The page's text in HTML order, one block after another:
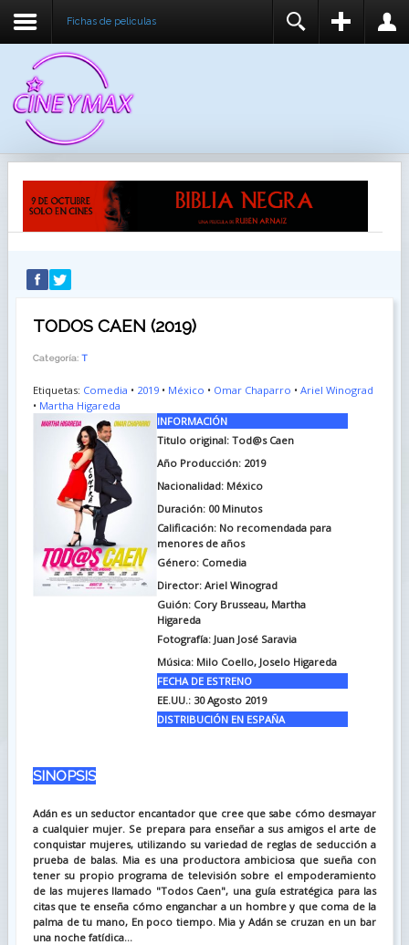
Fichas de peliculas
RECUÉRDEME
IDENTIFICARSE
REGISTER
TODOS CAEN (2019)
Categoría: T
Etiquetas: Comedia • 2019• México • Omar Chaparro • Ariel Winograd
• Martha Higareda
INFORMACIÓN
Titulo original: Tod@s Caen
Año Producción: 2019
Nacionalidad: México
Duración: 00 Minutos
Calificación: No recomendada para
menores de años
Género: Comedia
Director: Ariel Winograd
Guión: Cory Brusseau, Martha
Higareda
Fotografía: Juan José Saravia
Música: Milo Coello, Joselo Higareda
FECHA DE ESTRENO
EE.UU.: 30 Agosto 2019
DISTRIBUCIÓN EN ESPAÑA
SINOPSIS
Adán es un seductor encantador que cree que sabe cómo desmayar
a cualquier mujer. Se prepara para enseñar a sus amigos el arte de
conquistar mujeres, utilizando su variedad de reglas de seducción a
prueba de balas. Mia es una productora ambiciosa que sueña con
tener su propio programa de televisión sobre el empoderamiento
de las mujeres llamado "Todos Caen", una guía estratégica para las
citas que te enseña cómo enganchar a un hombre y que coma de la
palma de tu mano, En poco tiempo. Mia y Adán se cruzan en un bar
una noche fatídica...